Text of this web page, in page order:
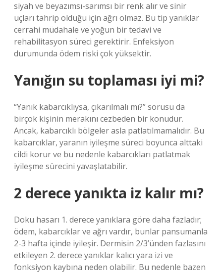
siyah ve beyazımsı-sarımsı bir renk alır ve sinir
uçları tahrip olduğu için ağrı olmaz. Bu tip yanıklar
cerrahi müdahale ve yoğun bir tedavi ve
rehabilitasyon süreci gerektirir. Enfeksiyon
durumunda ödem riski çok yüksektir.
Yanığın su toplaması iyi mi?
“Yanık kabarcıklıysa, çıkarılmalı mı?” sorusu da
birçok kişinin merakını cezbeden bir konudur.
Ancak, kabarcıklı bölgeler asla patlatılmamalıdır. Bu
kabarcıklar, yaranın iyileşme süreci boyunca alttaki
cildi korur ve bu nedenle kabarcıkları patlatmak
iyileşme sürecini yavaşlatabilir.
2 derece yanıkta iz kalır mı?
Doku hasarı 1. derece yanıklara göre daha fazladır;
ödem, kabarcıklar ve ağrı vardır, bunlar pansumanla
2-3 hafta içinde iyileşir. Dermisin 2/3’ünden fazlasını
etkileyen 2. derece yanıklar kalıcı yara izi ve
fonksiyon kaybına neden olabilir. Bu nedenle bazen